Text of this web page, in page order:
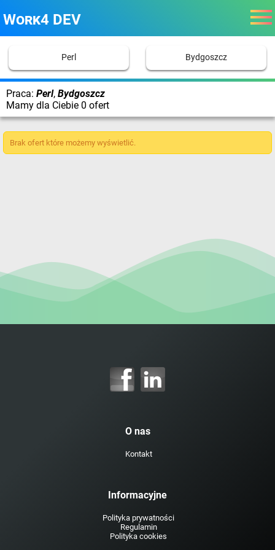
Work4 DEV
Perl Bydgoszcz
Praca: Perl, Bydgoszcz
Mamy dla Ciebie 0 ofert
Brak ofert które możemy wyświetlić.
O nas
Kontakt
Informacyjne
Polityka prywatności
Regulamin
Polityka cookies